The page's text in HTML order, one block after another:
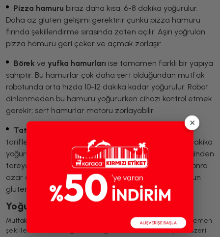
Pizza hamuru biraz daha kısa, 6-8 dakika yoğurulur.
Daha az gluten gelişimi gerektirir çünkü pizza hamuru
fırında şekillendirme sırasında zaten açılır. Aşırı yoğrulan
pizza hamuru geri çeker ve açmak zorlaşır.
Börek ve yufka hamurları ise tamamen farklı bir yapıya
sahiptir. Bu hamurlar çok daha sert olduğundan mutfak
robotunda orta hızda 10-12 dakika kadar yoğurulur. Robot
dinlenmeden bu hamuru yoğururken cihazı kontrol etmek
gerekir; sert hamurlar motoru zorlayabilir.
Tatlı hamurlar
yani çörek, poğaça ve brioche gibi
tariflerde kullanılan yumuşak mayalı hamurlar 8-10 dakika
yoğurulur. Bu hamurlar çok miktarda tereyağı içerdiğinden
tereyağı baştan değil, hamur kısmen yoğrulduktan sonra
azar azar eklenir. Tereyağını baştan koymak hamurun
gluten ağı kurmasını engeller.
Yoğurma Sonrası Dinlendirme
Mutfak robotunda yoğurma tamamlandıktan sonra hamurun hemen
şekillendirilmemesi gerekir. Yoğrulan hamur, kasede ya da üzeri
×